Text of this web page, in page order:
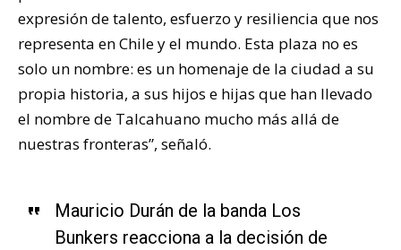
expresión de talento, esfuerzo y resiliencia que nos
representa en Chile y el mundo. Esta plaza no es
solo un nombre: es un homenaje de la ciudad a su
propia historia, a sus hijos e hijas que han llevado
el nombre de Talcahuano mucho más allá de
nuestras fronteras”, señaló.
Mauricio Durán de la banda Los
Bunkers reacciona a la decisión de